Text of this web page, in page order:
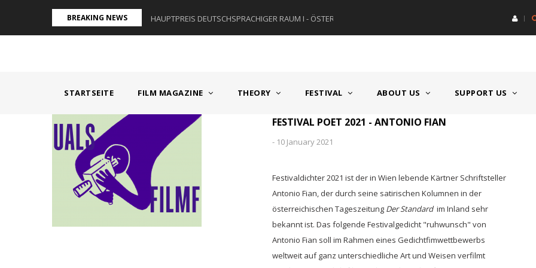
Inhalt
BREAKING NEWS
I - ÖSTERREICH HAUPTPREIS DEUTSCHSPRACHIGER RAUM I - ÖSTERREICH HAUPTPREIS
STARTSEITE FILM MAGAZINE THEORY FESTIVAL ABOUT US SUPPORT US
FESTIVAL POET 2021 - ANTONIO FIAN
- 10 January 2021
Festivaldichter 2021 ist der in Wien lebende Kärtner Schriftsteller
Antonio Fian, der durch seine satirischen Kolumnen in der
österreichischen Tageszeitung Der Standardim Inland sehr
bekannt ist. Das folgende Festivalgedicht "ruhwunsch" von
Antonio Fian soll im Rahmen eines Gedichtfimwettbewerbs
weltweit auf ganz unterschiedliche Art und Weisen verfilmt